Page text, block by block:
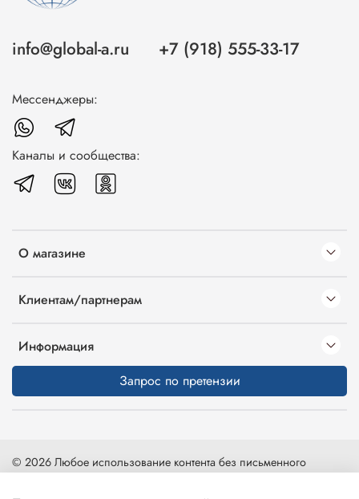
О магазине
Клиентам/партнерам
Информация
Запрос по претензии
info@global-a.ru +7 (918) 555-33-17
Мессенджеры:
Каналы и сообщества:
© 2026 Любое использование контента без письменного